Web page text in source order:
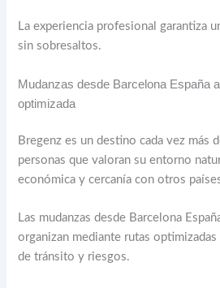
La experiencia profesional garantiza
sin sobresaltos.
Mudanzas desde Barcelona España
optimizada
Bregenz es un destino cada vez más
personas que valoran su entorno
económica y cercanía con otros
Las mudanzas desde Barcelona
organizan mediante rutas
de tránsito y riesgos.